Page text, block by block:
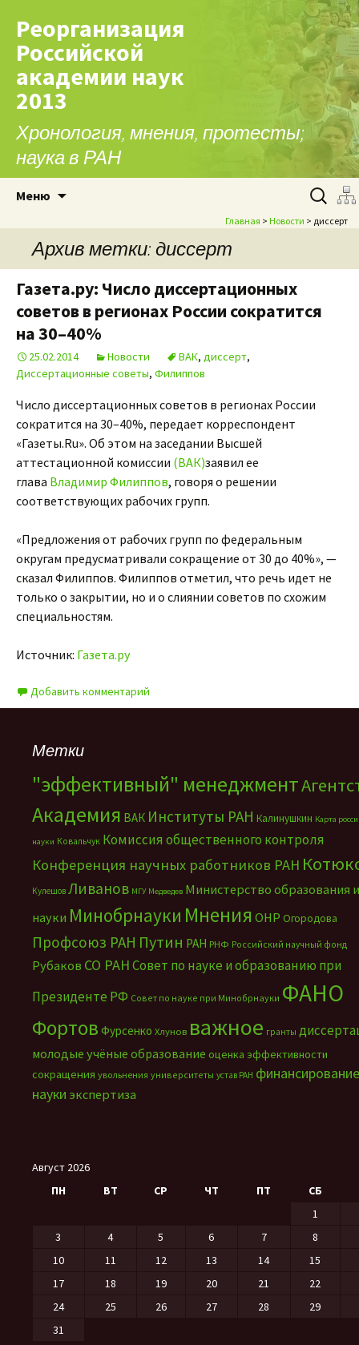
Реорганизация
Российской
академии наук
2013
Хронология, мнения, протесты;
наука в РАН
Меню Найти:
Главная > Новости > диссерт
Архив метки: диссерт
Газета.ру: Число диссертационных
советов в регионах России сократится
на 30–40%
25.02.2014 Новости ВАК, диссерт,
Диссертационные советы, Филиппов
Число диссертационных советов в регионах России
сократится на 30–40%, передает корреспондент
«Газеты.Ru». Об этом на заседании Высшей
аттестационной комиссии (ВАК)заявил ее
глава Владимир Филиппов, говоря о решении
соответствующих рабочих групп.
«Предложения от рабочих групп по федеральным
округам предусматривали сокращение от 30 до 40%», —
сказал Филиппов. Филиппов отметил, что речь идет не
только о закрытии, но и о слиянии советов по схожим
специальностям.
Источник: Газета.ру
Добавить комментарий
Метки
"эффективный" менеджмент
Академия ВАК Институты РАН Калинушкин Карта
науки Ковальчук Комиссия общественного контроля
Конференция научных работников РАН
Кулешов Ливанов МГУ Медведев Министерство образования и
науки Минобрнауки Мнения ОНР Огородова
Профсоюз РАН Путин РАН РНФ Российский научный фонд
Рубаков СО РАНСовет по науке и образованию при
Президенте РФ Совет по науке при Минобрнауки ФАНО
Фортов Фурсенко Хлунов важное гранты
молодые учёные образование оценка эффективности
сокращения увольнения университеты устав РАН финансирование
науки экспертиза
Август 2026
ПН
ВТ СР ЧТ ПТ СБ
1
3
4 5 6 7
8
10
11 12 13 14
15
17
18 19 20 21
22
24
25 26 27 28
29
31